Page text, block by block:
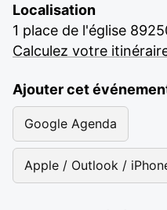
Localisation
1 place de l'église
Calculez votre
Ajouter cet
Google Agenda
Apple / Outlook /